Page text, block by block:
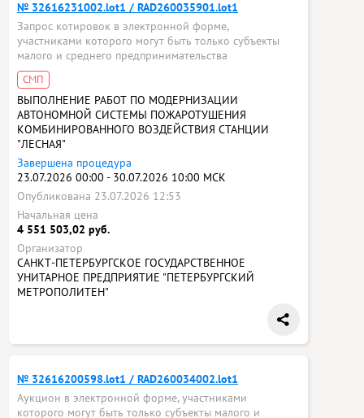
№ 32616231002.lot1 / RAD260035901.lot1
Запрос котировок в электронной форме,
участниками которого могут быть только субъекты
малого и среднего предпринимательства
СМП
ВЫПОЛНЕНИЕ РАБОТ ПО МОДЕРНИЗАЦИИ
АВТОНОМНОЙ СИСТЕМЫ ПОЖАРОТУШЕНИЯ
КОМБИНИРОВАННОГО ВОЗДЕЙСТВИЯ СТАНЦИИ
"ЛЕСНАЯ"
Завершена процедура
23.07.2026 00:00 - 30.07.2026 10:00 МСК
Опубликована 23.07.2026 12:53
Начальная цена
4 551 503,02 руб.
Организатор
САНКТ-ПЕТЕРБУРГСКОЕ ГОСУДАРСТВЕННОЕ
УНИТАРНОЕ ПРЕДПРИЯТИЕ "ПЕТЕРБУРГСКИЙ
МЕТРОПОЛИТЕН"
№ 32616200598.lot1 / RAD260034002.lot1
Аукцион в электронной форме, участниками
которого могут быть только субъекты малого и